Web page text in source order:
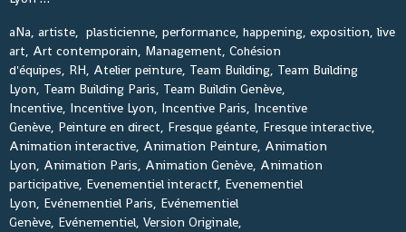
aNa, artiste, plasticienne, performance, happening, exposition, live
art, Art contemporain, Management, Cohésion
d'équipes, RH, Atelier peinture, Team Building, Team Building
Lyon, Team Building Paris, Team Buildin Genève,
Incentive, Incentive Lyon, Incentive Paris, Incentive
Genève, Peinture en direct, Fresque géante, Fresque interactive,
Animation interactive, Animation Peinture, Animation
Lyon, Animation Paris, Animation Genève, Animation
participative, Evenementiel interactf, Evenementiel
Lyon, Evénementiel Paris, Evénementiel
Genève, Evénementiel, Version Originale,